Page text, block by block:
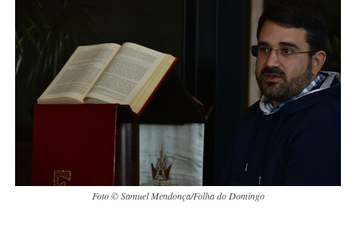
Foto © Samuel Mendonça/Folha do Domingo